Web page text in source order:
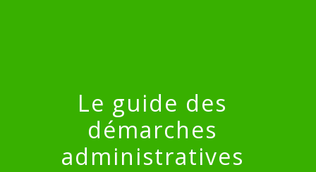
Le guide des
démarches
administratives